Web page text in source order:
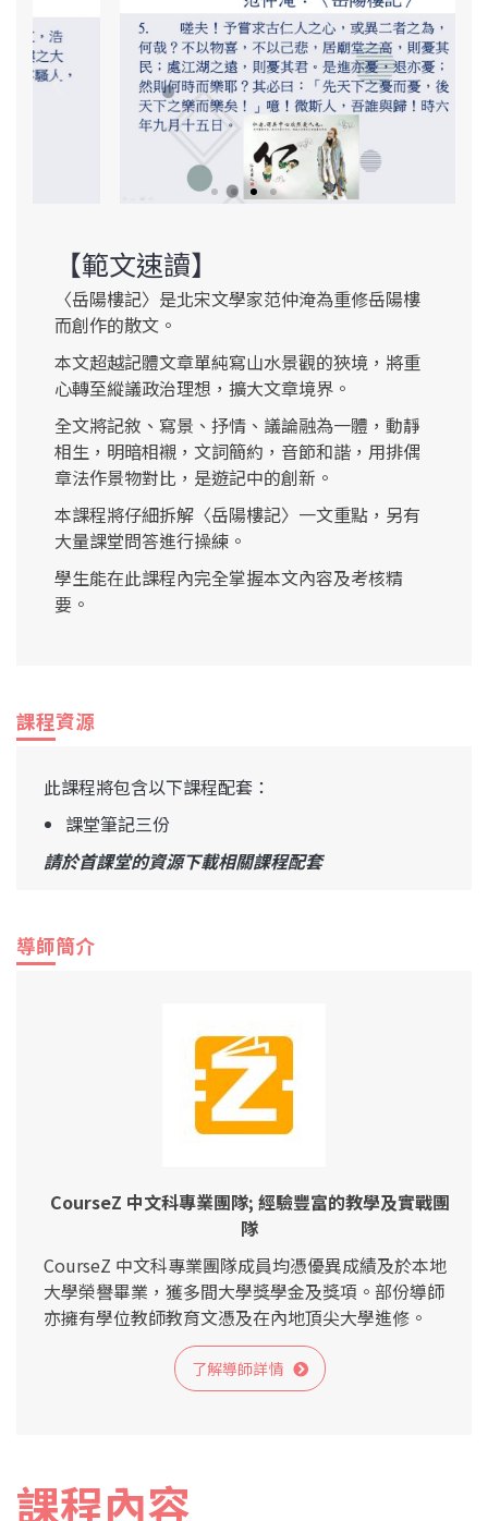
【範文速讀】
〈岳陽樓記〉是北宋文學家范仲淹為重修岳陽樓
而創作的散文。
本文超越記體文章單純寫山水景觀的狹境，將重
心轉至縱議政治理想，擴大文章境界。
全文將記敘、寫景、抒情、議論融為一體，動靜
相生，明暗相襯，文詞簡約，音節和諧，用排偶
章法作景物對比，是遊記中的創新。
本課程將仔細拆解〈岳陽樓記〉一文重點，另有
大量課堂問答進行操練。
學生能在此課程內完全掌握本文內容及考核精
要。
課程資源
此課程將包含以下課程配套：
課堂筆記三份
請於首課堂的資源下載相關課程配套
導師簡介
CourseZ 中文科專業團隊; 經驗豐富的教學及實戰團
隊
CourseZ 中文科專業團隊成員均憑優異成績及於本地
大學榮譽畢業，獲多間大學獎學金及獎項。部份導師
亦擁有學位教師教育文憑及在內地頂尖大學進修。
了解導師詳情
課程內容